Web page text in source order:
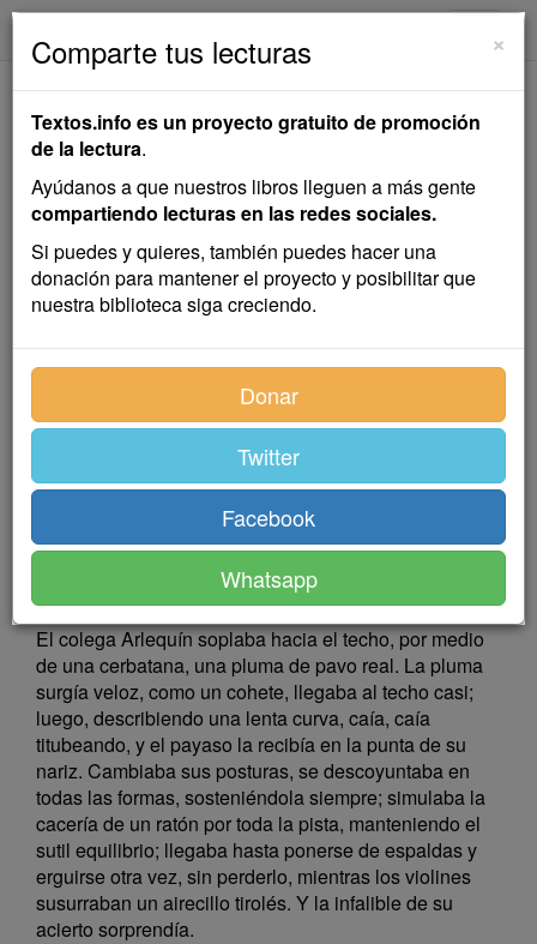
Piuma al Vento
Leopoldo Lugones
Cuento
¡Qué gran payaso aquel "Pass-key"!
Cuando concluían los saltos mortales de doble tumbo
por sobre una fila de doce caballos y tres hombres
encimados, en un silencio casi solemne de la
asiendo un piquete de la barra con su brazo rígido,
para bajar, girando en espiral sobre este único apoyo,
hasta dar sentado en el piso; cuando terminaban los
vuelos vertiginosos de los trapecios y las serenatas
grotescas, rasgueadas con un pie tras de la nuca,
venía la suerte clásica.
El colega Arlequín soplaba hacia el techo, por medio
de una cerbatana, una pluma de pavo real. La pluma
surgía veloz, como un cohete, llegaba al techo casi;
luego, describiendo una lenta curva, caía, caía
titubeando, y el payaso la recibía en la punta de su
nariz. Cambiaba sus posturas, se descoyuntaba en
todas las formas, sosteniéndola siempre; simulaba la
cacería de un ratón por toda la pista, manteniendo el
sutil equilibrio; llegaba hasta ponerse de espaldas y
erguirse otra vez, sin perderlo, mientras los violines
susurraban un airecillo tirolés. Y la infalible de su
acierto sorprendía.
×
Comparte tus lecturas
Textos.info es un proyecto gratuito de promoción
de la lectura.
Ayúdanos a que nuestros libros lleguen a más gente
compartiendo lecturas en las redes sociales.
Si puedes y quieres, también puedes hacer una
donación para mantener el proyecto y posibilitar que
nuestra biblioteca siga creciendo.
Donar
Twitter
Facebook
Whatsapp